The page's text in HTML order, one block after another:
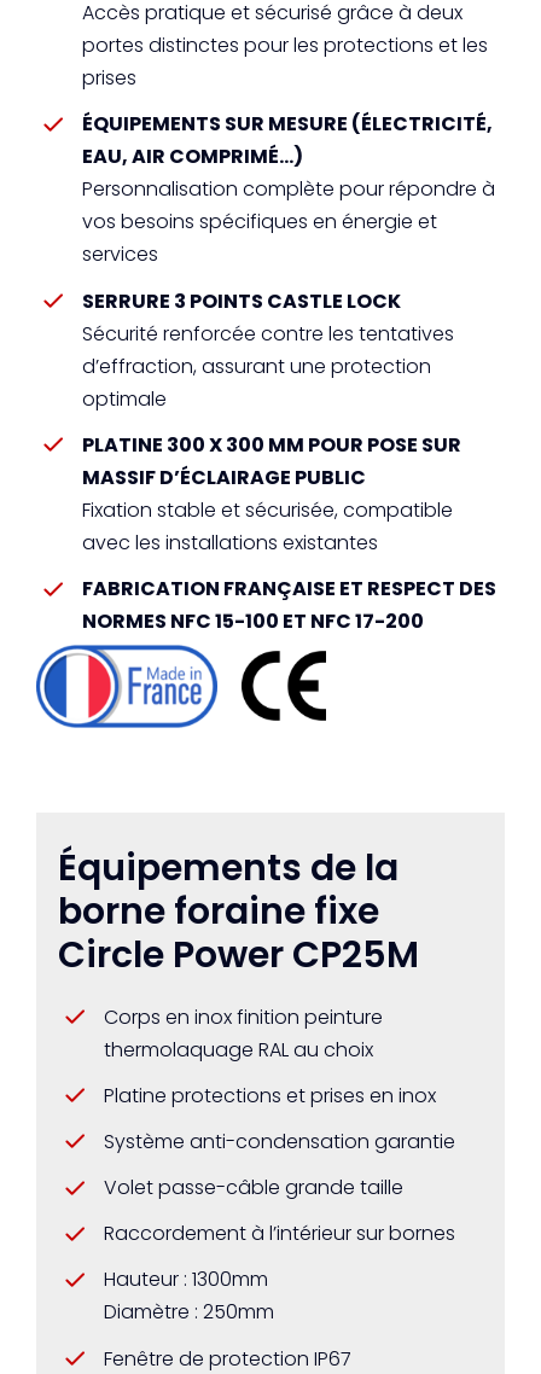
Accès pratique et sécurisé grâce à deux
portes distinctes pour les protections et les
prises
ÉQUIPEMENTS SUR MESURE (ÉLECTRICITÉ,
EAU, AIR COMPRIMÉ…)
Personnalisation complète pour répondre à
vos besoins spécifiques en énergie et
services
SERRURE 3 POINTS CASTLE LOCK
Sécurité renforcée contre les tentatives
d’effraction, assurant une protection
optimale
PLATINE 300 X 300 MM POUR POSE SUR
MASSIF D’ÉCLAIRAGE PUBLIC
Fixation stable et sécurisée, compatible
avec les installations existantes
FABRICATION FRANÇAISE ET RESPECT DES
NORMES NFC 15-100 ET NFC 17-200
Équipements de la
borne foraine fixe
Circle Power CP25M
Corps en inox finition peinture
thermolaquage RAL au choix
Platine protections et prises en inox
Système anti-condensation garantie
Volet passe-câble grande taille
Raccordement à l’intérieur sur bornes
Hauteur : 1300mm
Diamètre : 250mm
Fenêtre de protection IP67